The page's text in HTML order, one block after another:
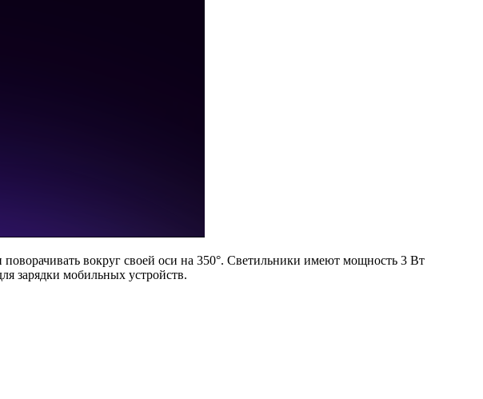
вокруг своей оси на 350°. Светильники имеют мощность 3 Вт
зарядки мобильных устройств.